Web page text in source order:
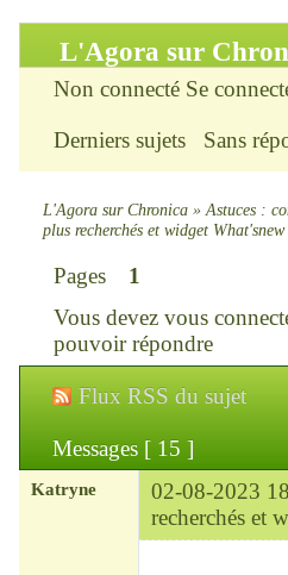
L'Agora sur
Accueil
Infos
Chercher
S’inscrire
Connexion
Chronica : le site
ChroniKat : les liens
CONTACT
Non connecté Se
Derniers sujets Sans
L'Agora sur Chronica »Astuces :
plus recherchés et widget What'snew
Pages
1
Vous devez vous
pouvoir répondre
Flux RSS du sujet
Messages [ 15 ]
Katryne 02-08-2023
recherchés et